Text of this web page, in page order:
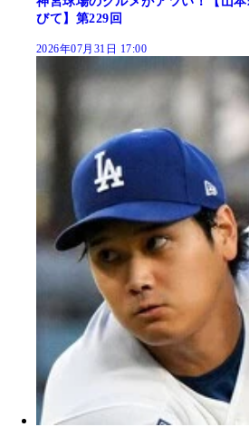
びて】第229回
2026年07月31日 17:00